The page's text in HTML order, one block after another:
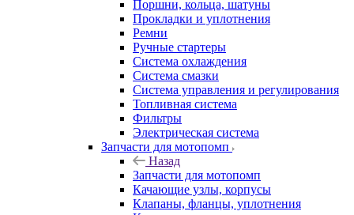
Поршни, кольца, шатуны
Прокладки и уплотнения
Ремни
Ручные стартеры
Система охлаждения
Система смазки
Система управления и регулирования
Топливная система
Фильтры
Электрическая система
Запчасти для мотопомп
Назад
Запчасти для мотопомп
Качающие узлы, корпусы
Клапаны, фланцы, уплотнения